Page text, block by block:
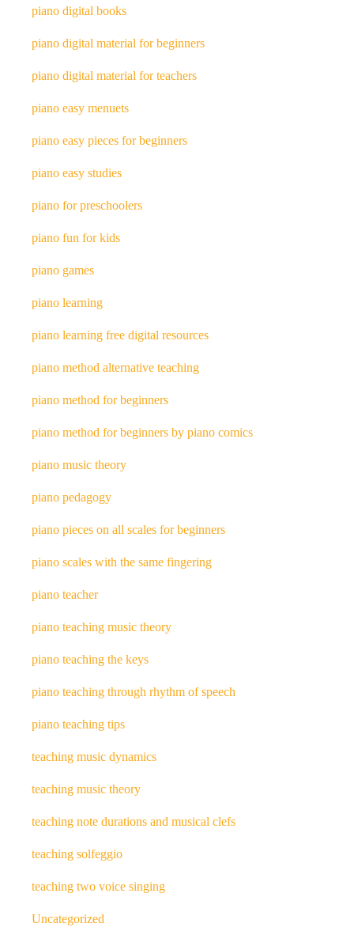
piano digital books
piano digital material for beginners
piano digital material for teachers
piano easy menuets
piano easy pieces for beginners
piano easy studies
piano for preschoolers
piano fun for kids
piano games
piano learning
piano learning free digital resources
piano method alternative teaching
piano method for beginners
piano method for beginners by piano comics
piano music theory
piano pedagogy
piano pieces on all scales for beginners
piano scales with the same fingering
piano teacher
piano teaching music theory
piano teaching the keys
piano teaching through rhythm of speech
piano teaching tips
teaching music dynamics
teaching music theory
teaching note durations and musical clefs
teaching solfeggio
teaching two voice singing
Uncategorized